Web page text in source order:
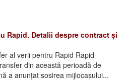
Rapid. Detalii despre contract și
al verii pentru Rapid Rapid
din această perioadă de
a anunțat sosirea mijlocașului...